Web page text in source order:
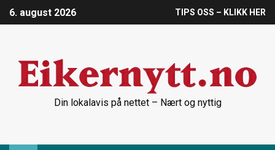
6. august 2026 TIPS OSS – KLIKK HER
Din lokalavis på nettet – Nært og nyttig